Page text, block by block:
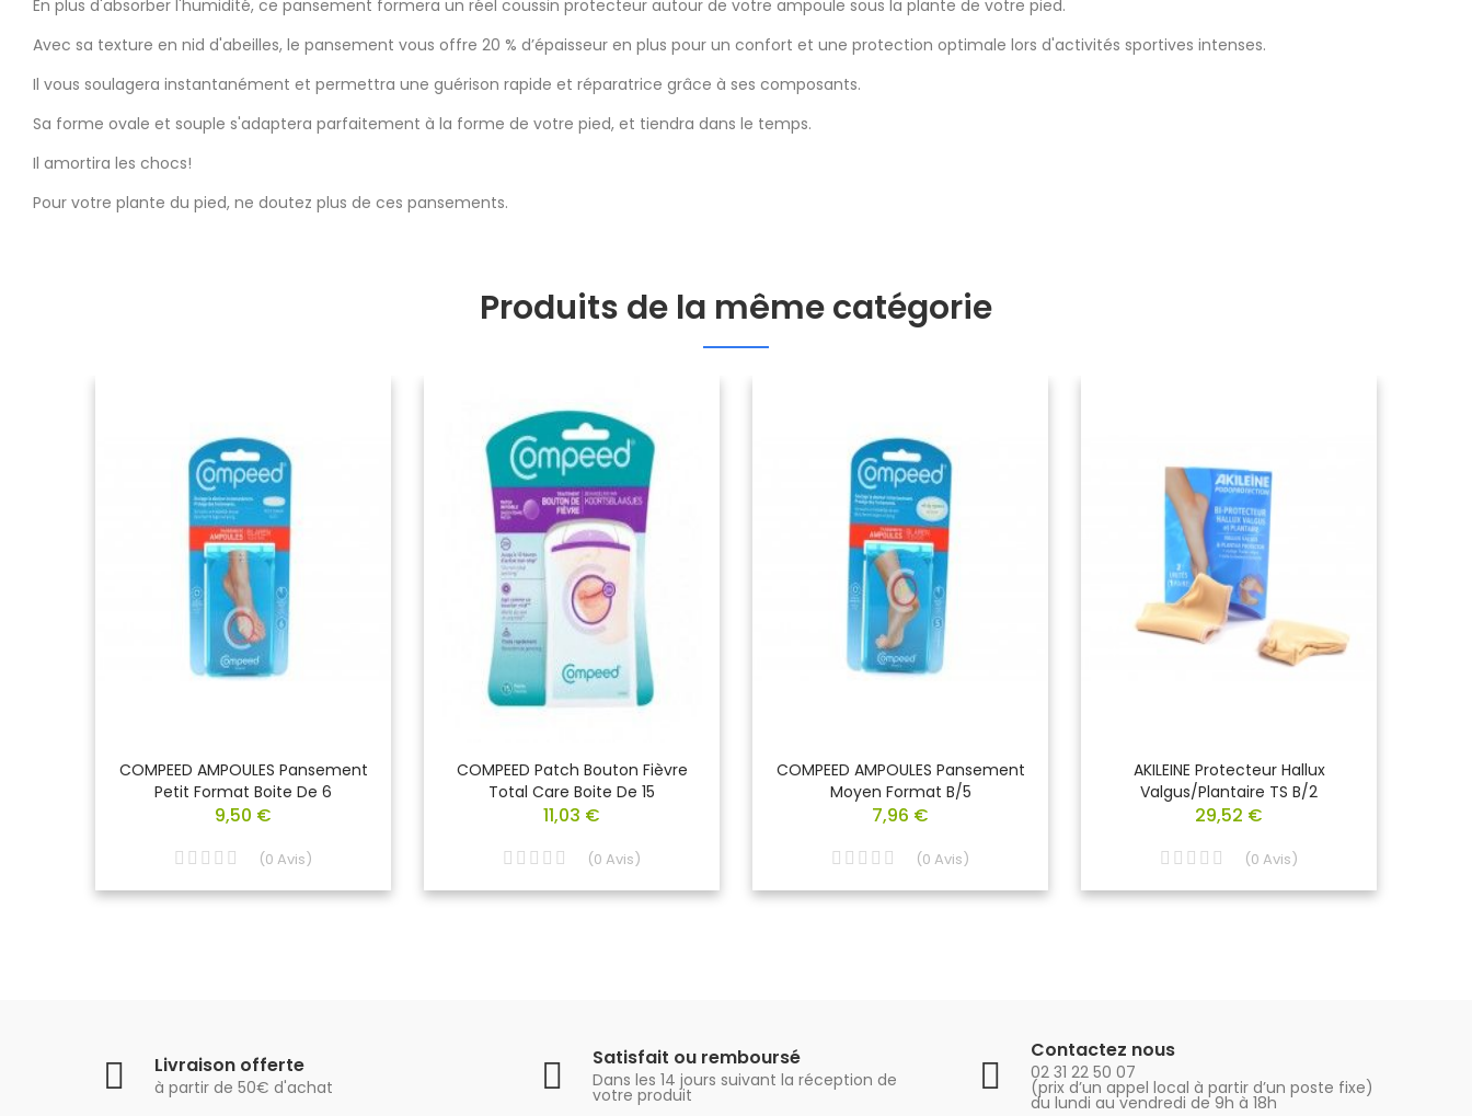
En plus d'absorber l'humidité, ce pansement formera un réel coussin protecteur autour de votre ampoule sous la plante de votre pied.
Avec sa texture en nid d'abeilles, le pansement vous offre 20 % d’épaisseur en plus pour un confort et une protection optimale lors d'activités sportives intenses.
Il vous soulagera instantanément et permettra une guérison rapide et réparatrice grâce à ses composants.
Sa forme ovale et souple s'adaptera parfaitement à la forme de votre pied, et tiendra dans le temps.
Il amortira les chocs!
Pour votre plante du pied, ne doutez plus de ces pansements.
Produits de la même catégorie
COMPEED AMPOULES Pansement
Petit Format Boite De 6
9,50 €
(0 Avis)
COMPEED Patch Bouton Fièvre
Total Care Boite De 15
11,03 €
(0 Avis)
COMPEED AMPOULES Pansement
Moyen Format B/5
7,96 €
(0 Avis)
AKILEINE Protecteur Hallux
Valgus/plantaire TS B/2
29,52 €
(0 Avis)
Livraison offerte
à partir de 50€ d'achat
Satisfait ou remboursé
Dans les 14 jours suivant la réception de
votre produit
Contactez nous
02 31 22 50 07
(prix d’un appel local à partir d’un poste fixe)
du lundi au vendredi de 9h à 18h